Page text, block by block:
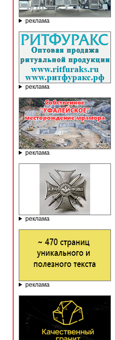
реклама
реклама
реклама
реклама
реклама